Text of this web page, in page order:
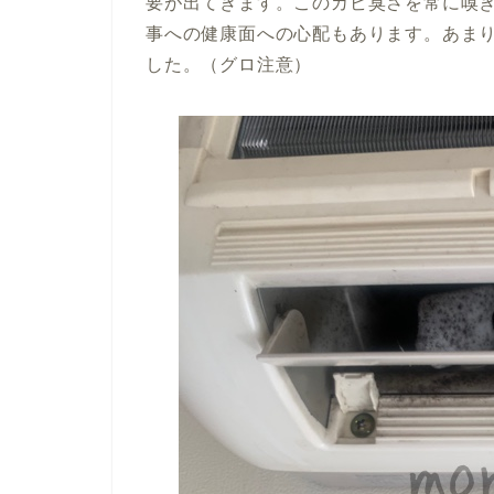
事への健康面への心配もあります。あま
した。（グロ注意）